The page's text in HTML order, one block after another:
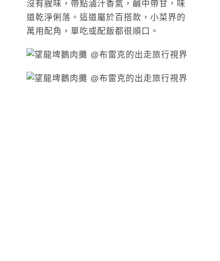
沒有腥味，帶點滷汁香氣，鹹中帶甘，味
道乾淨俐落。這道屬於百搭款，小菜界的
萬用配角，單吃或配飯都很順口。